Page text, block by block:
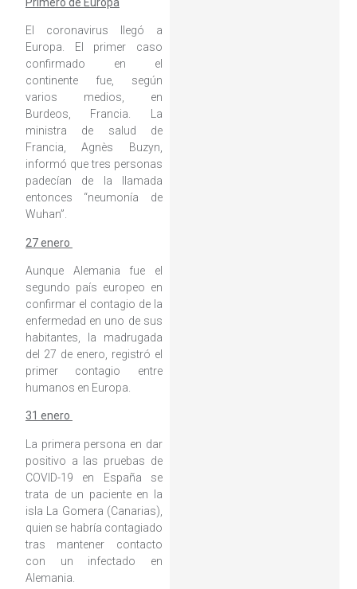
El coronavirus llegó a
Europa. El primer caso
confirmado en el
continente fue, según
varios medios, en
Burdeos, Francia. La
ministra de salud de
Francia, Agnès Buzyn,
informó que tres personas
padecían de la llamada
entonces “neumonía de
Wuhan”.
27 enero
Aunque Alemania fue el
segundo país europeo en
confirmar el contagio de la
enfermedad en uno de sus
habitantes, la madrugada
del 27 de enero, registró el
primer contagio entre
humanos en Europa.
31 enero
La primera persona en dar
positivo a las pruebas de
COVID-19 en España se
trata de un paciente en la
isla La Gomera (Canarias),
quien se habría contagiado
tras mantener contacto
con un infectado en
Alemania.